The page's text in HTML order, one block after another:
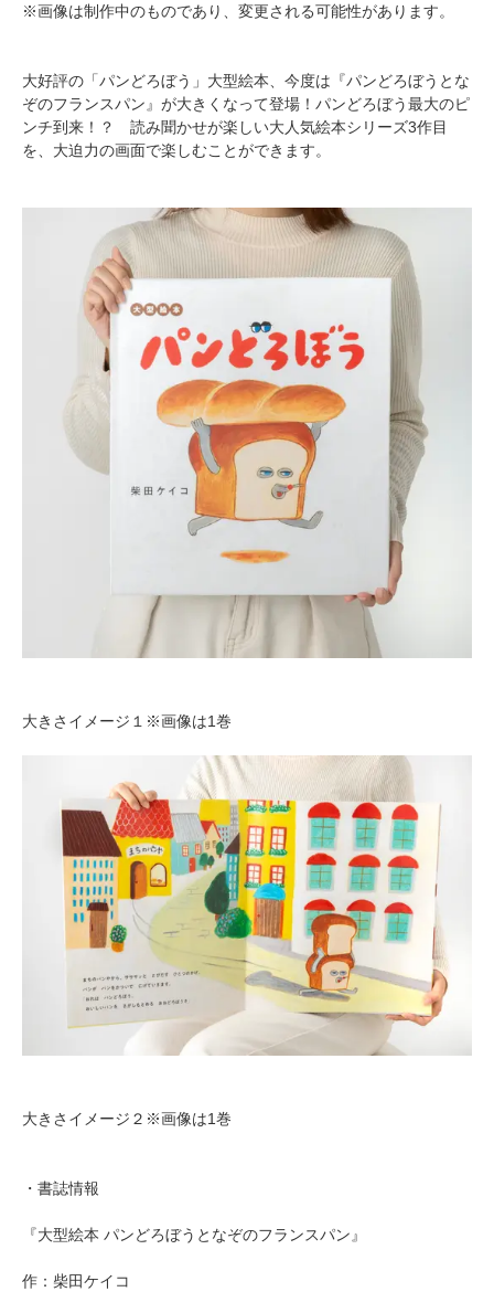
※画像は制作中のものであり、変更される可能性があります。
大好評の「パンどろぼう」大型絵本、今度は『パンどろぼうとな
ぞのフランスパン』が大きくなって登場！パンどろぼう最大のピ
ンチ到来！？ 読み聞かせが楽しい大人気絵本シリーズ3作目
を、大迫力の画面で楽しむことができます。
大きさイメージ１※画像は1巻
大きさイメージ２※画像は1巻
・書誌情報
『大型絵本 パンどろぼうとなぞのフランスパン』
作：柴田ケイコ